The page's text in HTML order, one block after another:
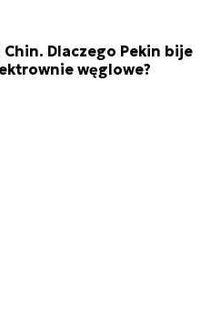
Dlaczego Pekin bije
węglowe?